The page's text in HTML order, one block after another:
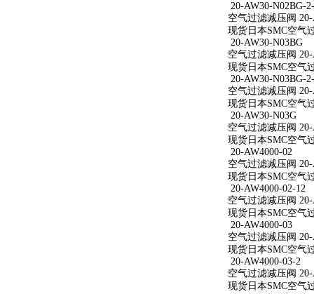
20-AW30-N02BG-
空气过滤减压阀
现货日本SMC空气
20-AW30-N03BG
空气过滤减压阀
现货日本SMC空气
20-AW30-N03BG-
空气过滤减压阀
现货日本SMC空气
20-AW30-N03G
空气过滤减压阀
现货日本SMC空气
20-AW4000-02
空气过滤减压阀 20-
现货日本SMC空气
20-AW4000-02-12
空气过滤减压阀 20-
现货日本SMC空气
20-AW4000-03
空气过滤减压阀 20-
现货日本SMC空气
20-AW4000-03-2
空气过滤减压阀 20-
现货日本SMC空气